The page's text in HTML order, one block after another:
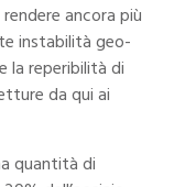
ancora più
instabilità geo-
la reperibilità di
da qui ai
quantità di